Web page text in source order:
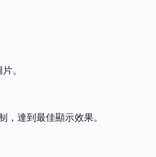
。
達到最佳顯示效果。